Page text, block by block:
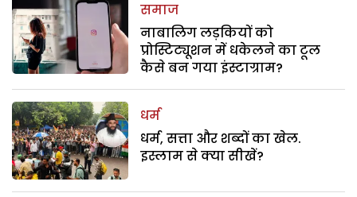
समाज
नाबालिग लड़कियों को
प्रोस्टिट्यूशन में धकेलने का टूल
कैसे बन गया इंस्टाग्राम?
धर्म
धर्म, सत्ता और शब्दों का खेल.
इस्लाम से क्या सीखें?